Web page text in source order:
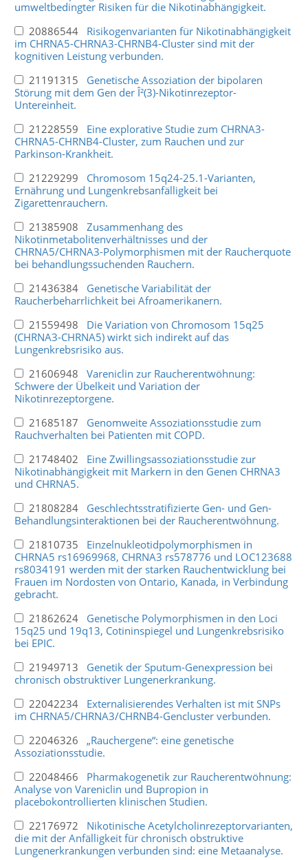
umweltbedingter Risiken für die Nikotinabhängigkeit.
20886544 Risikogenvarianten für Nikotinabhängigkeit
im CHRNA5-CHRNA3-CHRNB4-Cluster sind mit der
kognitiven Leistung verbunden.
21191315 Genetische Assoziation der bipolaren
Störung mit dem Gen der Î²(3)-Nikotinrezeptor-
Untereinheit.
21228559 Eine explorative Studie zum CHRNA3-
CHRNA5-CHRNB4-Cluster, zum Rauchen und zur
Parkinson-Krankheit.
21229299 Chromosom 15q24-25.1-Varianten,
Ernährung und Lungenkrebsanfälligkeit bei
Zigarettenrauchern.
21385908 Zusammenhang des
Nikotinmetabolitenverhältnisses und der
CHRNA5/CHRNA3-Polymorphismen mit der Raucherquote
bei behandlungssuchenden Rauchern.
21436384 Genetische Variabilität der
Raucherbeharrlichkeit bei Afroamerikanern.
21559498 Die Variation von Chromosom 15q25
(CHRNA3-CHRNA5) wirkt sich indirekt auf das
Lungenkrebsrisiko aus.
21606948 Vareniclin zur Raucherentwöhnung:
Schwere der Übelkeit und Variation der
Nikotinrezeptorgene.
21685187 Genomweite Assoziationsstudie zum
Rauchverhalten bei Patienten mit COPD.
21748402 Eine Zwillingsassoziationsstudie zur
Nikotinabhängigkeit mit Markern in den Genen CHRNA3
und CHRNA5.
21808284 Geschlechtsstratifizierte Gen- und Gen-
Behandlungsinteraktionen bei der Raucherentwöhnung.
21810735 Einzelnukleotidpolymorphismen in
CHRNA5 rs16969968, CHRNA3 rs578776 und LOC123688
rs8034191 werden mit der starken Rauchentwicklung bei
Frauen im Nordosten von Ontario, Kanada, in Verbindung
gebracht.
21862624 Genetische Polymorphismen in den Loci
15q25 und 19q13, Cotininspiegel und Lungenkrebsrisiko
bei EPIC.
21949713 Genetik der Sputum-Genexpression bei
chronisch obstruktiver Lungenerkrankung.
22042234 Externalisierendes Verhalten ist mit SNPs
im CHRNA5/CHRNA3/CHRNB4-Gencluster verbunden.
22046326 „Rauchergene“: eine genetische
Assoziationsstudie.
22048466 Pharmakogenetik zur Raucherentwöhnung:
Analyse von Vareniclin und Bupropion in
placebokontrollierten klinischen Studien.
22176972 Nikotinische Acetylcholinrezeptorvarianten,
die mit der Anfälligkeit für chronisch obstruktive
Lungenerkrankungen verbunden sind: eine Metaanalyse.